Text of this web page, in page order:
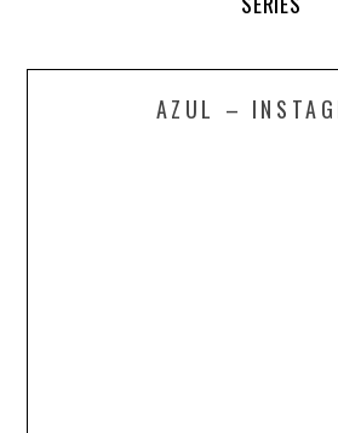
AZUL –